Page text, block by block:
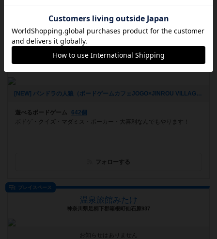
フォローする
ボードゲームカフェ
ボードゲームカフェJOGO
[NEW] パンドラの人狼（ボードゲームカフェJOGO×JINROU VILLAGE）（2019年06月06日 22時58分）
遊べるボードゲーム
642個
ボドゲ・クイズ・マダミス・ポーカー・大喜利なんでもやります！
フォローする
プレイスペース
温泉旅館みたけ
神奈川県足柄下郡箱根町仙石原937
お知らせはありません